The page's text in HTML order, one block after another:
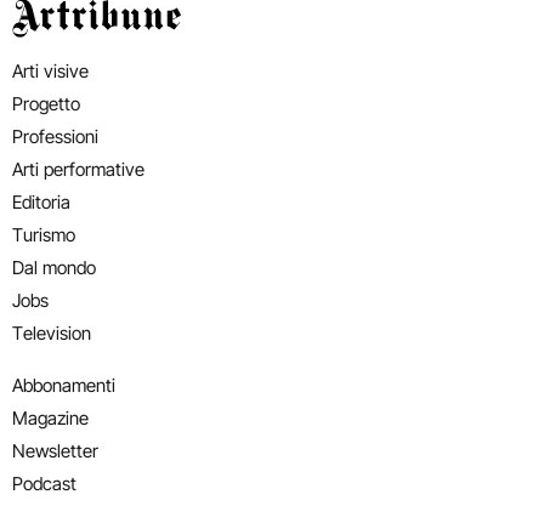
Artribune
Arti visive
Progetto
Professioni
Arti performative
Editoria
Turismo
Dal mondo
Jobs
Television
Abbonamenti
Magazine
Newsletter
Podcast